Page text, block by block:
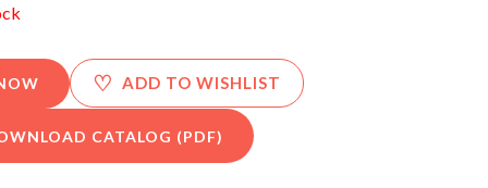
♡ ADD TO WISHLIST
CATALOG (PDF)